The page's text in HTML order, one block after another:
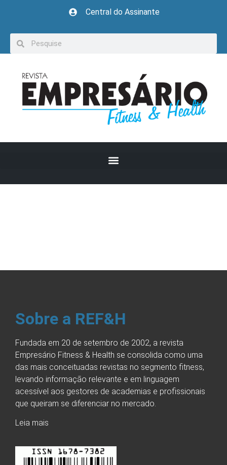
Central do Assinante
Sobre a REF&H
Fundada em 20 de setembro de 2002, a revista
Empresário Fitness & Health se consolida como uma
das mais conceituadas revistas no segmento fitness,
levando informação relevante e em linguagem
acessível aos gestores de academias e profissionais
que queiram se diferenciar no mercado.
Leia mais